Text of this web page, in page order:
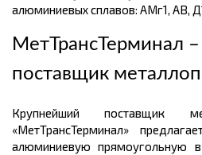
алюминиевых сплавов: АМг1, АВ,
МетТрансТерминал
поставщик
Крупнейший поставщик
«МетТрансТерминал»
алюминиевую прямоугольную